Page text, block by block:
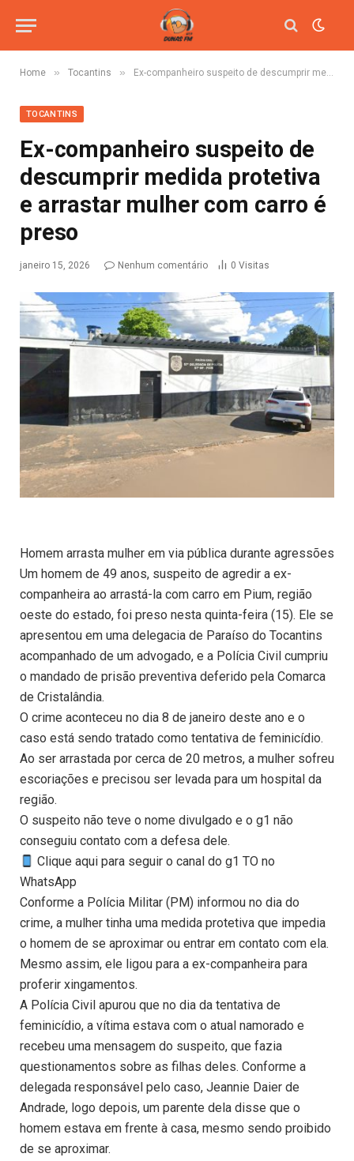
Home » Tocantins » Ex-companheiro suspeito de descumprir medida protetiva e arrastar mulher com carro é preso
TOCANTINS
Ex-companheiro suspeito de
descumprir medida protetiva
e arrastar mulher com carro é
preso
janeiro 15, 2026 Nenhum comentário 0 Visitas
Homem arrasta mulher em via pública durante agressões
Um homem de 49 anos, suspeito de agredir a ex-
companheira ao arrastá-la com carro em Pium, região
oeste do estado, foi preso nesta quinta-feira (15). Ele se
apresentou em uma delegacia de Paraíso do Tocantins
acompanhado de um advogado, e a Polícia Civil cumpriu
o mandado de prisão preventiva deferido pela Comarca
de Cristalândia.
O crime aconteceu no dia 8 de janeiro deste ano e o
caso está sendo tratado como tentativa de feminicídio.
Ao ser arrastada por cerca de 20 metros, a mulher sofreu
escoriações e precisou ser levada para um hospital da
região.
O suspeito não teve o nome divulgado e o g1 não
conseguiu contato com a defesa dele.
Clique aqui para seguir o canal do g1 TO no
WhatsApp
Conforme a Polícia Militar (PM) informou no dia do
crime, a mulher tinha uma medida protetiva que impedia
o homem de se aproximar ou entrar em contato com ela.
Mesmo assim, ele ligou para a ex-companheira para
proferir xingamentos.
A Polícia Civil apurou que no dia da tentativa de
feminicídio, a vítima estava com o atual namorado e
recebeu uma mensagem do suspeito, que fazia
questionamentos sobre as filhas deles. Conforme a
delegada responsável pelo caso, Jeannie Daier de
Andrade, logo depois, um parente dela disse que o
homem estava em frente à casa, mesmo sendo proibido
de se aproximar.